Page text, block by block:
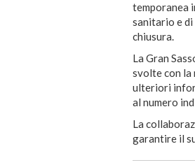
temporanea
sanitario e
chiusura.
La Gran
svolte con la
ulteriori
al numero
La
garantire il